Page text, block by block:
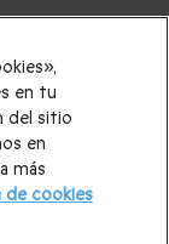
recuerdos
>
en tu
del sitio
en
más
cookies